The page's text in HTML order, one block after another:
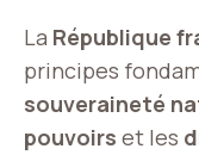
La République
principes
souveraineté
pouvoirs et les